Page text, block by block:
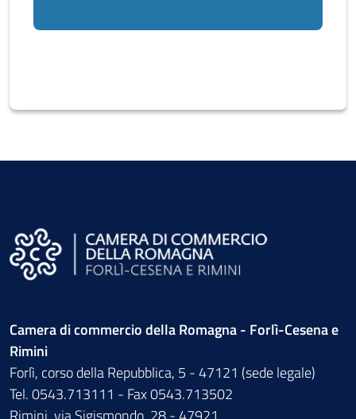
Camera di commercio della Romagna - Forlì-Cesena e
Rimini
Forlì, corso della Repubblica, 5 - 47121 (sede legale)
Tel. 0543.713111 - Fax 0543.713502